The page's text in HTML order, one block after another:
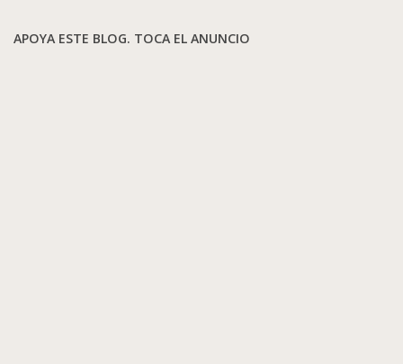
APOYA ESTE BLOG. TOCA EL ANUNCIO